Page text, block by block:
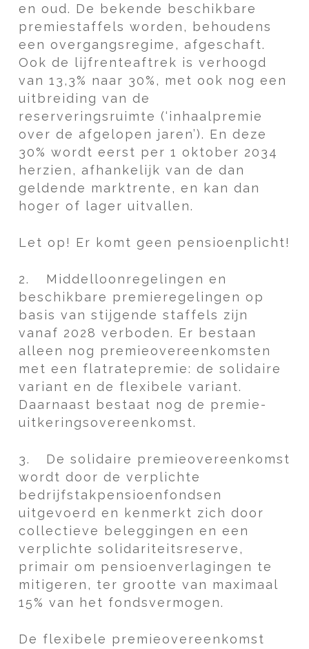
en oud. De bekende beschikbare
premiestaffels worden, behoudens
een overgangsregime, afgeschaft.
Ook de lijfrenteaftrek is verhoogd
van 13,3% naar 30%, met ook nog een
uitbreiding van de
reserveringsruimte (‘inhaalpremie
over de afgelopen jaren’). En deze
30% wordt eerst per 1 oktober 2034
herzien, afhankelijk van de dan
geldende marktrente, en kan dan
hoger of lager uitvallen.
Let op! Er komt geen pensioenplicht!
2.
Middelloonregelingen en
beschikbare premieregelingen op
basis van stijgende staffels zijn
vanaf 2028 verboden. Er bestaan
alleen nog premieovereenkomsten
met een flatratepremie: de solidaire
variant en de flexibele variant.
Daarnaast bestaat nog de premie-
uitkeringsovereenkomst.
3.
De solidaire premieovereenkomst
wordt door de verplichte
bedrijfstakpensioenfondsen
uitgevoerd en kenmerkt zich door
collectieve beleggingen en een
verplichte solidariteitsreserve,
primair om pensioenverlagingen te
mitigeren, ter grootte van maximaal
15% van het fondsvermogen.
De flexibele premieovereenkomst